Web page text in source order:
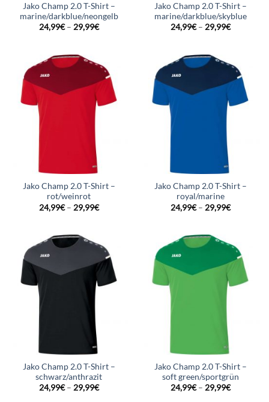
Jako Champ 2.0 T-Shirt –
marine/darkblue/neongelb
24,99€– 29,99€
Jako Champ 2.0 T-Shirt –
marine/darkblue/skyblue
24,99€– 29,99€
Jako Champ 2.0 T-Shirt –
rot/weinrot
24,99€– 29,99€
Jako Champ 2.0 T-Shirt –
royal/marine
24,99€– 29,99€
Jako Champ 2.0 T-Shirt –
schwarz/anthrazit
24,99€– 29,99€
Jako Champ 2.0 T-Shirt –
soft green/sportgrün
24,99€– 29,99€